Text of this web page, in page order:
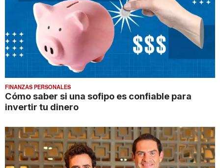
FINANZAS PERSONALES
Cómo saber si una sofipo es confiable para
invertir tu dinero